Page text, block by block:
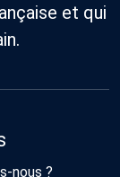
et qui
nous ?